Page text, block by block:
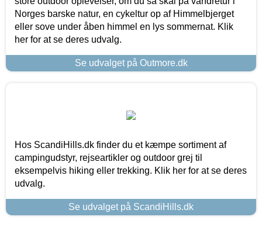
Norges barske natur, en cykeltur op af Himmelbjerget
eller sove under åben himmel en lys sommernat. Klik
her for at se deres udvalg.
Se udvalget på Outmore.dk
Hos ScandiHills.dk finder du et kæmpe sortiment af
campingudstyr, rejseartikler og outdoor grej til
eksempelvis hiking eller trekking. Klik her for at se deres
udvalg.
Se udvalget på ScandiHills.dk